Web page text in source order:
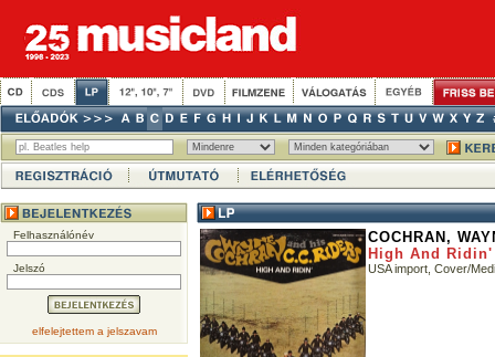
Felhasználónév
Jelszó
elfelejtettem a jelszavam
COCHRAN,
High And Ridin'
USA import, Cover/